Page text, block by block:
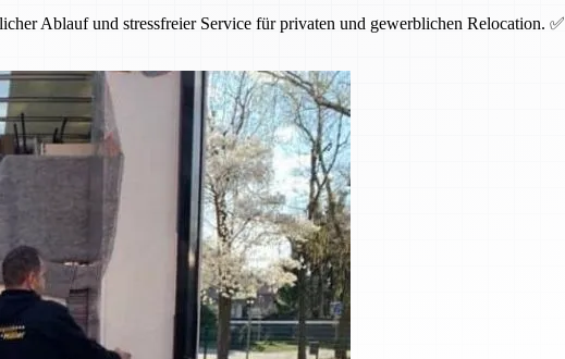
Ablauf und stressfreier Service für privaten und gewerblichen Relocation. ✅